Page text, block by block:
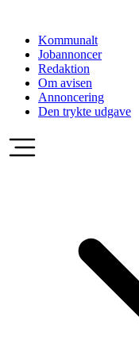
indholdKommunalt
Jobannoncer
Redaktion
Om avisen
Annoncering
Den trykte udgave